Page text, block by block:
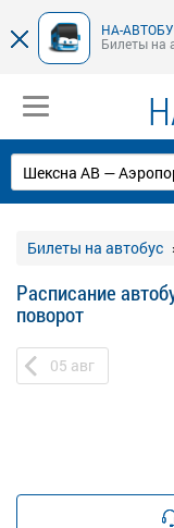
НА-
Билеты на
Билеты на автобус
Расписание
поворот
05 авг